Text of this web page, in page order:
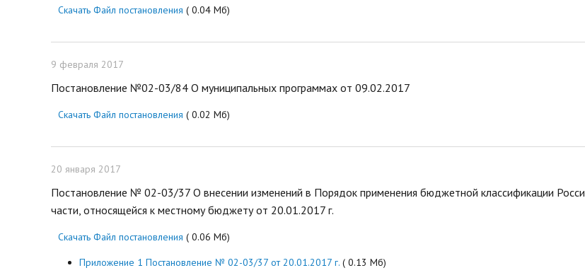
Скачать Файл постановления ( 0.04 Мб)
9 февраля 2017
Постановление №02-03/84 О муниципальных программах от 09.02.2017
Скачать Файл постановления ( 0.02 Мб)
20 января 2017
Постановление № 02-03/37 О внесении изменений в Порядок применения бюджетной классификации
части, относящейся к местному бюджету от 20.01.2017 г.
Скачать Файл постановления ( 0.06 Мб)
Приложение 1 Постановление № 02-03/37 от 20.01.2017 г. ( 0.13 Мб)